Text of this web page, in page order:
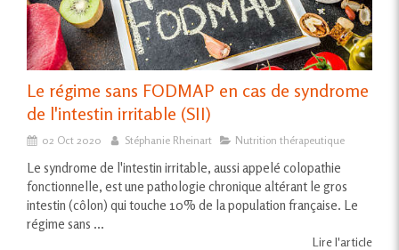
Le régime sans FODMAP en cas de syndrome
de l'intestin irritable (SII)
02 Oct 2020 Stéphanie Rheinart Nutrition thérapeutique
Le syndrome de l'intestin irritable, aussi appelé colopathie
fonctionnelle, est une pathologie chronique altérant le gros
intestin (côlon) qui touche 10% de la population française. Le
régime sans ...
Lire l'article